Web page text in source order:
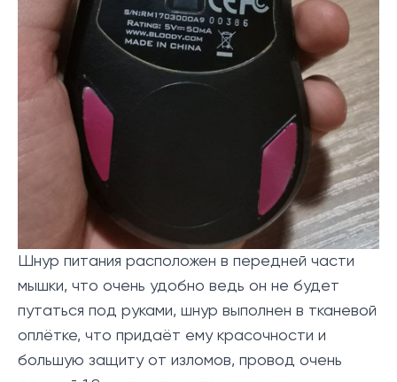
Шнур питания расположен в передней части
мышки, что очень удобно ведь он не будет
путаться под руками, шнур выполнен в тканевой
оплётке, что придаёт ему красочности и
большую защиту от изломов, провод очень